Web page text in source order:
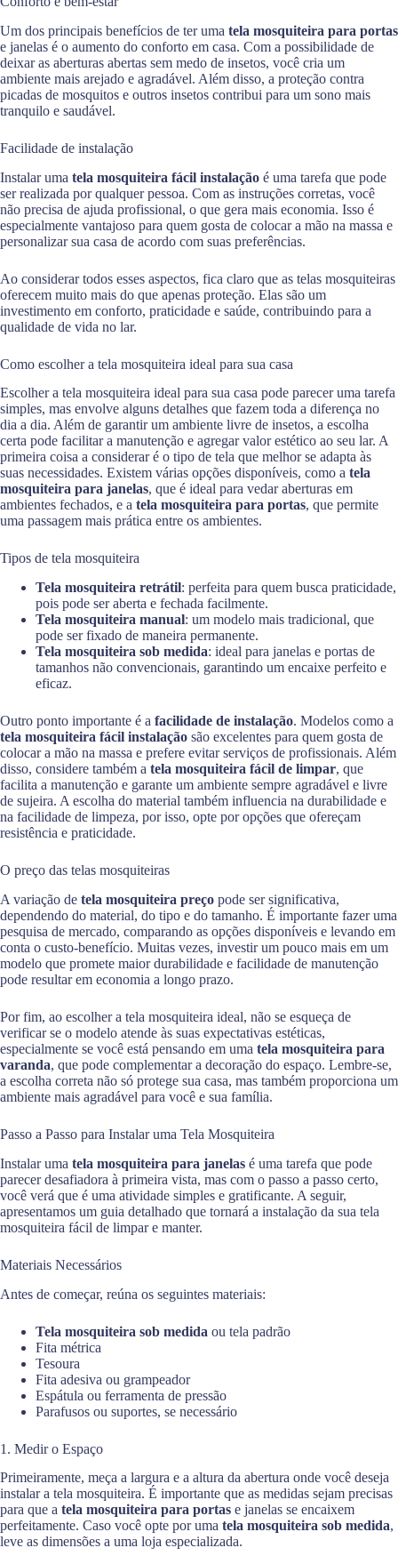
Um dos principais benefícios de ter uma tela mosquiteira para portas
e janelas é o aumento do conforto em casa. Com a possibilidade de
deixar as aberturas abertas sem medo de insetos, você cria um
ambiente mais arejado e agradável. Além disso, a proteção contra
picadas de mosquitos e outros insetos contribui para um sono mais
tranquilo e saudável.
Facilidade de instalação
Instalar uma tela mosquiteira fácil instalação é uma tarefa que pode
ser realizada por qualquer pessoa. Com as instruções corretas, você
não precisa de ajuda profissional, o que gera mais economia. Isso é
especialmente vantajoso para quem gosta de colocar a mão na massa e
personalizar sua casa de acordo com suas preferências.
Ao considerar todos esses aspectos, fica claro que as telas mosquiteiras
oferecem muito mais do que apenas proteção. Elas são um
investimento em conforto, praticidade e saúde, contribuindo para a
qualidade de vida no lar.
Como escolher a tela mosquiteira ideal para sua casa
Escolher a tela mosquiteira ideal para sua casa pode parecer uma tarefa
simples, mas envolve alguns detalhes que fazem toda a diferença no
dia a dia. Além de garantir um ambiente livre de insetos, a escolha
certa pode facilitar a manutenção e agregar valor estético ao seu lar. A
primeira coisa a considerar é o tipo de tela que melhor se adapta às
suas necessidades. Existem várias opções disponíveis, como a tela
mosquiteira para janelas, que é ideal para vedar aberturas em
ambientes fechados, e a tela mosquiteira para portas, que permite
uma passagem mais prática entre os ambientes.
Tipos de tela mosquiteira
Tela mosquiteira retrátil: perfeita para quem busca praticidade,
pois pode ser aberta e fechada facilmente.
Tela mosquiteira manual: um modelo mais tradicional, que
pode ser fixado de maneira permanente.
Tela mosquiteira sob medida: ideal para janelas e portas de
tamanhos não convencionais, garantindo um encaixe perfeito e
eficaz.
Outro ponto importante é a facilidade de instalação. Modelos como a
tela mosquiteira fácil instalação são excelentes para quem gosta de
colocar a mão na massa e prefere evitar serviços de profissionais. Além
disso, considere também a tela mosquiteira fácil de limpar, que
facilita a manutenção e garante um ambiente sempre agradável e livre
de sujeira. A escolha do material também influencia na durabilidade e
na facilidade de limpeza, por isso, opte por opções que ofereçam
resistência e praticidade.
O preço das telas mosquiteiras
A variação de tela mosquiteira preço pode ser significativa,
dependendo do material, do tipo e do tamanho. É importante fazer uma
pesquisa de mercado, comparando as opções disponíveis e levando em
conta o custo-benefício. Muitas vezes, investir um pouco mais em um
modelo que promete maior durabilidade e facilidade de manutenção
pode resultar em economia a longo prazo.
Por fim, ao escolher a tela mosquiteira ideal, não se esqueça de
verificar se o modelo atende às suas expectativas estéticas,
especialmente se você está pensando em uma tela mosquiteira para
varanda, que pode complementar a decoração do espaço. Lembre-se,
a escolha correta não só protege sua casa, mas também proporciona um
ambiente mais agradável para você e sua família.
Passo a Passo para Instalar uma Tela Mosquiteira
Instalar uma tela mosquiteira para janelas é uma tarefa que pode
parecer desafiadora à primeira vista, mas com o passo a passo certo,
você verá que é uma atividade simples e gratificante. A seguir,
apresentamos um guia detalhado que tornará a instalação da sua tela
mosquiteira fácil de limpar e manter.
Materiais Necessários
Antes de começar, reúna os seguintes materiais:
Tela mosquiteira sob medida ou tela padrão
Fita métrica
Tesoura
Fita adesiva ou grampeador
Espátula ou ferramenta de pressão
Parafusos ou suportes, se necessário
1. Medir o Espaço
Primeiramente, meça a largura e a altura da abertura onde você deseja
instalar a tela mosquiteira. É importante que as medidas sejam precisas
para que a tela mosquiteira para portas e janelas se encaixem
perfeitamente. Caso você opte por uma tela mosquiteira sob medida,
leve as dimensões a uma loja especializada.